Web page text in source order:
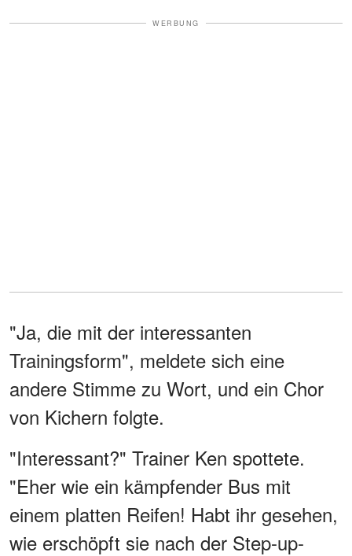
WERBUNG
"Ja, die mit der interessanten
Trainingsform", meldete sich eine
andere Stimme zu Wort, und ein Chor
von Kichern folgte.
"Interessant?" Trainer Ken spottete.
"Eher wie ein kämpfender Bus mit
einem platten Reifen! Habt ihr gesehen,
wie erschöpft sie nach der Step-up-